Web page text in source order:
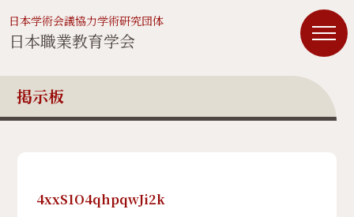
日本学術会議協力学術研究団体
日本職業教育学会
掲示板
4xxS1O4qhpqwJi2k